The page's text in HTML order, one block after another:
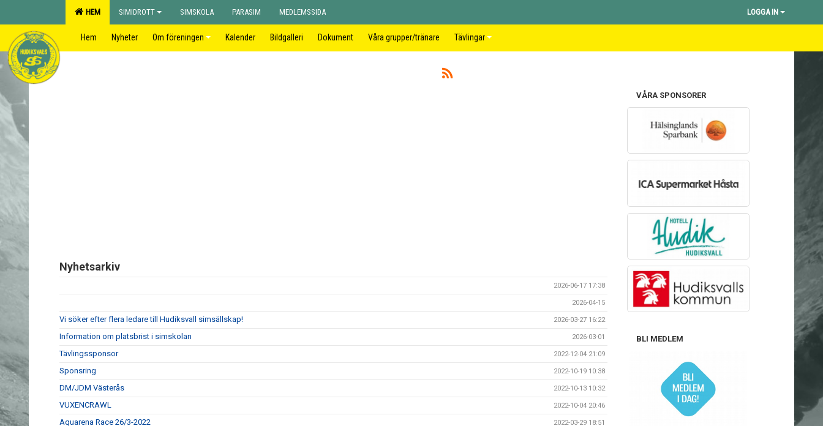
HEM SIMIDROTT SIMSKOLA PARASIM MEDLEMSSIDA LOGGA IN
Hem Nyheter Om föreningen Kalender Bildgalleri Dokument Våra grupper/tränare Tävlingar
Nyhetsarkiv
2026-06-17 17:38
2026-04-15
Vi söker efter flera ledare till Hudiksvall simsällskap! 2026-03-27 16:22
Information om platsbrist i simskolan 2026-03-01
Tävlingssponsor 2022-12-04 21:09
Sponsring 2022-10-19 10:38
DM/JDM Västerås 2022-10-13 10:32
VUXENCRAWL 2022-10-04 20:46
Aquarena Race 26/3-2022 2022-03-29 18:51
VÅRA SPONSORER
BLI MEDLEM